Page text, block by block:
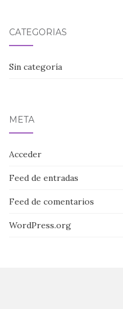
CATEGORÍAS
Sin categoría
META
Acceder
Feed de entradas
Feed de comentarios
WordPress.org